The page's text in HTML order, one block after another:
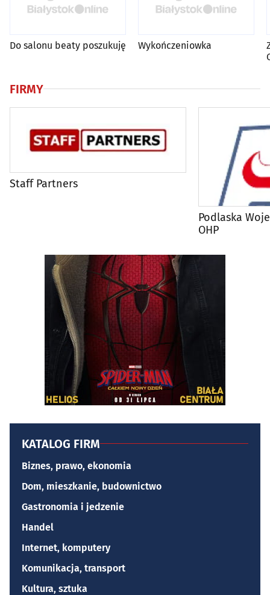
Do salonu beaty poszukuję Wykończeniowka
FIRMY
Staff Partners
Podlaska
OHP
KATALOG FIRM
Biznes, prawo, ekonomia
Dom, mieszkanie, budownictwo
Gastronomia i jedzenie
Handel
Internet, komputery
Komunikacja, transport
Kultura, sztuka